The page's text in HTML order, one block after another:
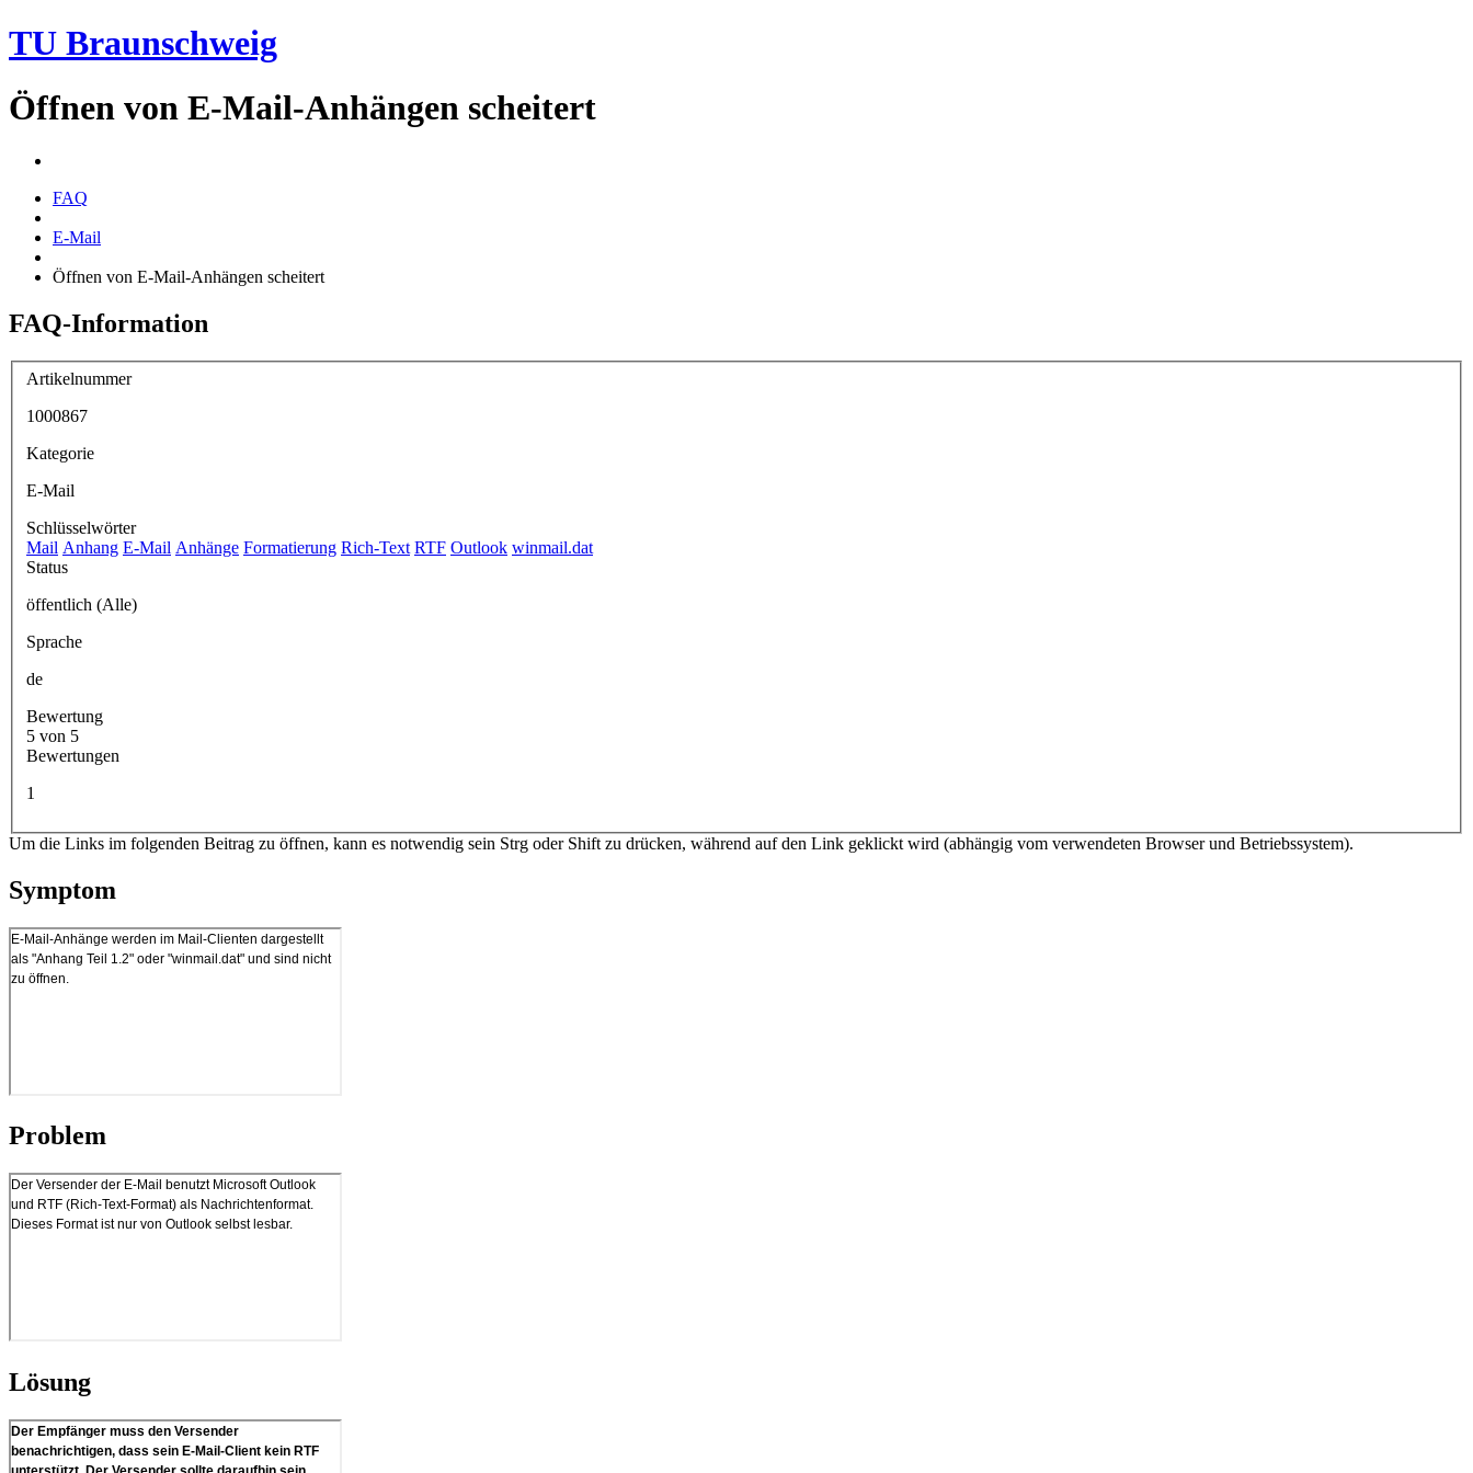
TU Braunschweig
Öffnen von E-Mail-Anhängen scheitert
FAQ
E-Mail
Öffnen von E-Mail-Anhängen scheitert
FAQ-Information
Artikelnummer
1000867
Kategorie
E-Mail
Schlüsselwörter
Mail Anhang E-Mail Anhänge Formatierung Rich-Text RTF Outlook winmail.dat
Status
öffentlich (Alle)
Sprache
de
Bewertung
5 von 5
Bewertungen
1
Um die Links im folgenden Beitrag zu öffnen, kann es notwendig sein Strg oder Shift zu drücken, während auf den Link geklickt wird (abhängig vom verwendeten Browser und Betriebssystem).
Symptom
Problem
Lösung